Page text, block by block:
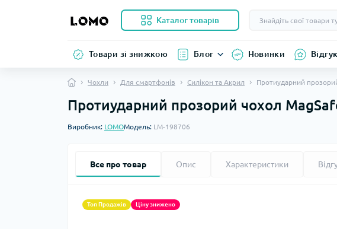
Каталог товарів
Товари зі знижкою Блог Новинки
Чохли Для смартфонів Силікон та Акрил Протиударний
Протиударний прозорий чохол
Виробник: LOMOМодель: LM-198706
Все про товар Опис Характеристики
Топ Продажів Ціну знижено